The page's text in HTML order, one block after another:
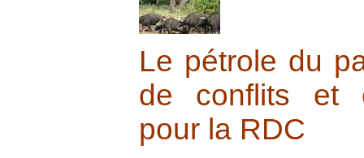
Le pétrole du
de conflits et
pour la RDC